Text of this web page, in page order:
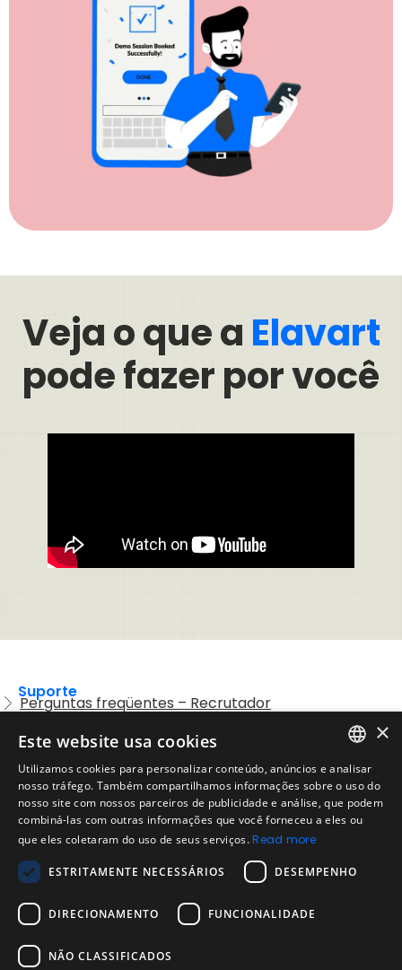
Veja o que a Elavart
pode fazer por você
Suporte
Perguntas freqüentes – Recrutador
Legal
Política de Uso Aceitável
Aviso Legal
Empresa
Sobre nós
Blog da Evalart
Confiabilidade dos testes Evalart
Questionários
ENGLISH
SPANISH
×
Este website usa cookies
Utilizamos cookies para personalizar conteúdo, anúncios e analisar
nosso tráfego. Também compartilhamos informações sobre o uso do
nosso site com nossos parceiros de publicidade e análise, que podem
combiná-las com outras informações que você forneceu a eles ou
que eles coletaram do uso de seus serviços.Read more
ESTRITAMENTE NECESSÁRIOS DESEMPENHO
DIRECIONAMENTO FUNCIONALIDADE
NÃO CLASSIFICADOS